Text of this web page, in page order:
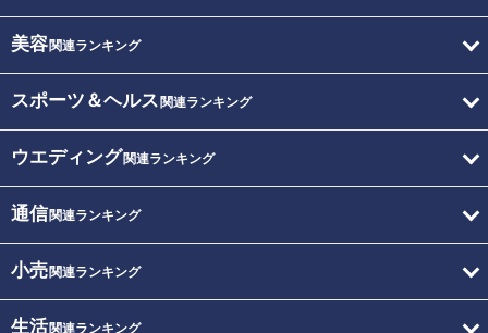
美容関連ランキング
スポーツ＆ヘルス 関連ランキング
ウエディング関連ランキング
通信関連ランキング
小売関連ランキング
生活関連ランキング